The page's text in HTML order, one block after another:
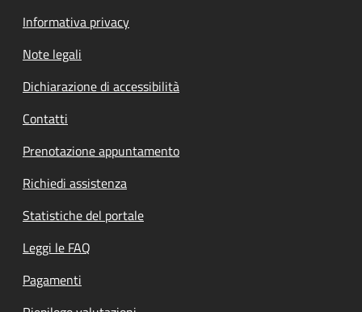
Informativa privacy
Note legali
Dichiarazione di accessibilità
Contatti
Prenotazione appuntamento
Richiedi assistenza
Statistiche del portale
Leggi le FAQ
Pagamenti